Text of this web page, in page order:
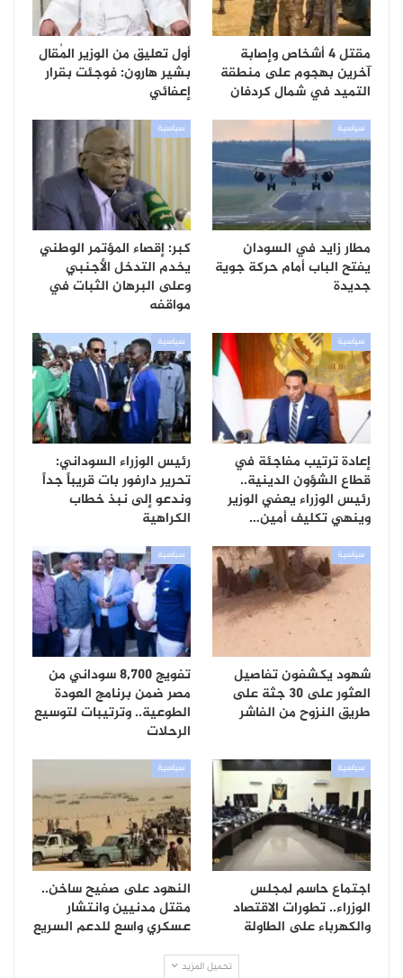
مقتل 4 أشخاص وإصابة
آخرين بهجوم على منطقة
التميد في شمال كردفان
أول تعليق من الوزير المُقال
بشير هارون: فوجئت بقرار
إعفائي
سياسية
مطار زايد في السودان
يفتح الباب أمام حركة جوية
جديدة
سياسية
كبر: إقصاء المؤتمر الوطني
يخدم التدخل الأجنبي
وعلى البرهان الثبات في
مواقفه
سياسية
إعادة ترتيب مفاجئة في
قطاع الشؤون الدينية..
رئيس الوزراء يعفي الوزير
وينهي تكليف أمين…
سياسية
رئيس الوزراء السوداني:
تحرير دارفور بات قريباً جداً
وندعو إلى نبذ خطاب
الكراهية
سياسية
شهود يكشفون تفاصيل
العثور على 30 جثة على
طريق النزوح من الفاشر
سياسية
تفويج 8,700 سوداني من
مصر ضمن برنامج العودة
الطوعية.. وترتيبات لتوسيع
الرحلات
سياسية
اجتماع حاسم لمجلس
الوزراء.. تطورات الاقتصاد
والكهرباء على الطاولة
سياسية
النهود على صفيح ساخن..
مقتل مدنيين وانتشار
عسكري واسع للدعم السريع
تحميل المزيد